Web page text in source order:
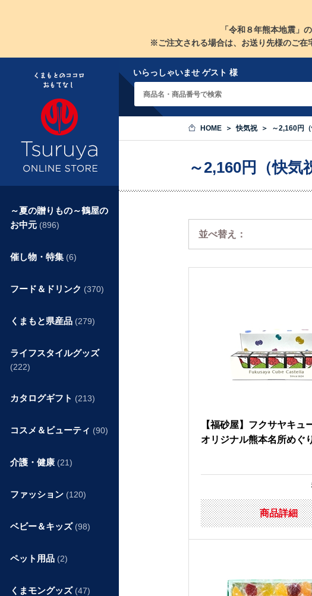
「令和８年熊本地震」
※ご注文される場合は、お送り先様のご
いらっしゃいませ ゲスト 様
HOME 快気祝 ～2,160円（
～2,160円（快気
並べ替え：
【福砂屋】フクサヤキ
オリジナル熊本名所め
商品詳細
～夏の贈りもの～鶴屋の
お中元 (896)
催し物・特集 (6)
フード＆ドリンク (370)
くまもと県産品 (279)
ライフスタイルグッズ
(222)
カタログギフト (213)
コスメ＆ビューティ (90)
介護・健康 (21)
ファッション (120)
ベビー＆キッズ (98)
ペット用品 (2)
くまモングッズ (47)